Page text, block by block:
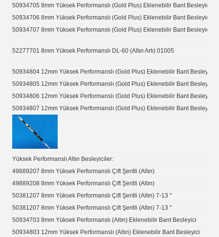
50934705 8mm Yüksek Performanslı (Gold Plus) Eklenebilir Bant Besleyici
50934706 8mm Yüksek Performanslı (Gold Plus) Eklenebilir Bant Besleyici
50934707 8mm Yüksek Performanslı (Gold Plus) Eklenebilir Bant Besleyici
52277701 8mm Yüksek Performanslı DL-60 (Altın Artı) 01005
50934804 12mm Yüksek Performanslı (Gold Plus) Eklenebilir Bant Besleyici
50934805 12mm Yüksek Performanslı (Gold Plus) Eklenebilir Bant Besleyici
50934806 12mm Yüksek Performanslı (Gold Plus) Eklenebilir Bant Besleyici
50934807 12mm Yüksek Performanslı (Gold Plus) Eklenebilir Bant Besleyici
Yüksek Performanslı Altın Besleyiciler:
49889207 8mm Yüksek Performanslı Çift Şeritli (Altın)
49889208 8mm Yüksek Performanslı Çift Şeritli (Altın)
50381207 8mm Yüksek Performanslı Çift Şeritli (Altın) 7-13 "
50381207 8mm Yüksek Performanslı Çift Şeritli (Altın) 7-13 "
50934703 8mm Yüksek Performanslı (Altın) Eklenebilir Bant Besleyici
50934803 12mm Yüksek Performanslı (Altın) Eklenebilir Bant Besleyici